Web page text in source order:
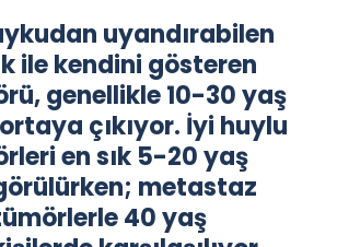
uyandırabilen
ile kendini gösteren
genellikle 10-30 yaş
çıkıyor. İyi huylu
en sık 5-20 yaş
metastaz
40 yaş